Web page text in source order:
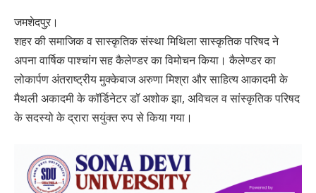
जमशेदपुऱ।
शहर की समाजिक व सास्कृतिक संस्था मिथिला सास्कृतिक परिषद ने
अपना वार्षिक पाश्चांग सह कैलेण्डर का विमोचन किया। कैलेण्डर का
लोकार्पण अंतराष्ट्रीय मुक्केबाज अरुणा मिश्रा और साहित्य आकादमी के
मैथली अकादमी के कॉर्डिनेटर डॉ अशोक झा, अविचल व सांस्कृतिक परिषद
के सदस्यो के द्रारा सयुंक्त रुप से किया गया।